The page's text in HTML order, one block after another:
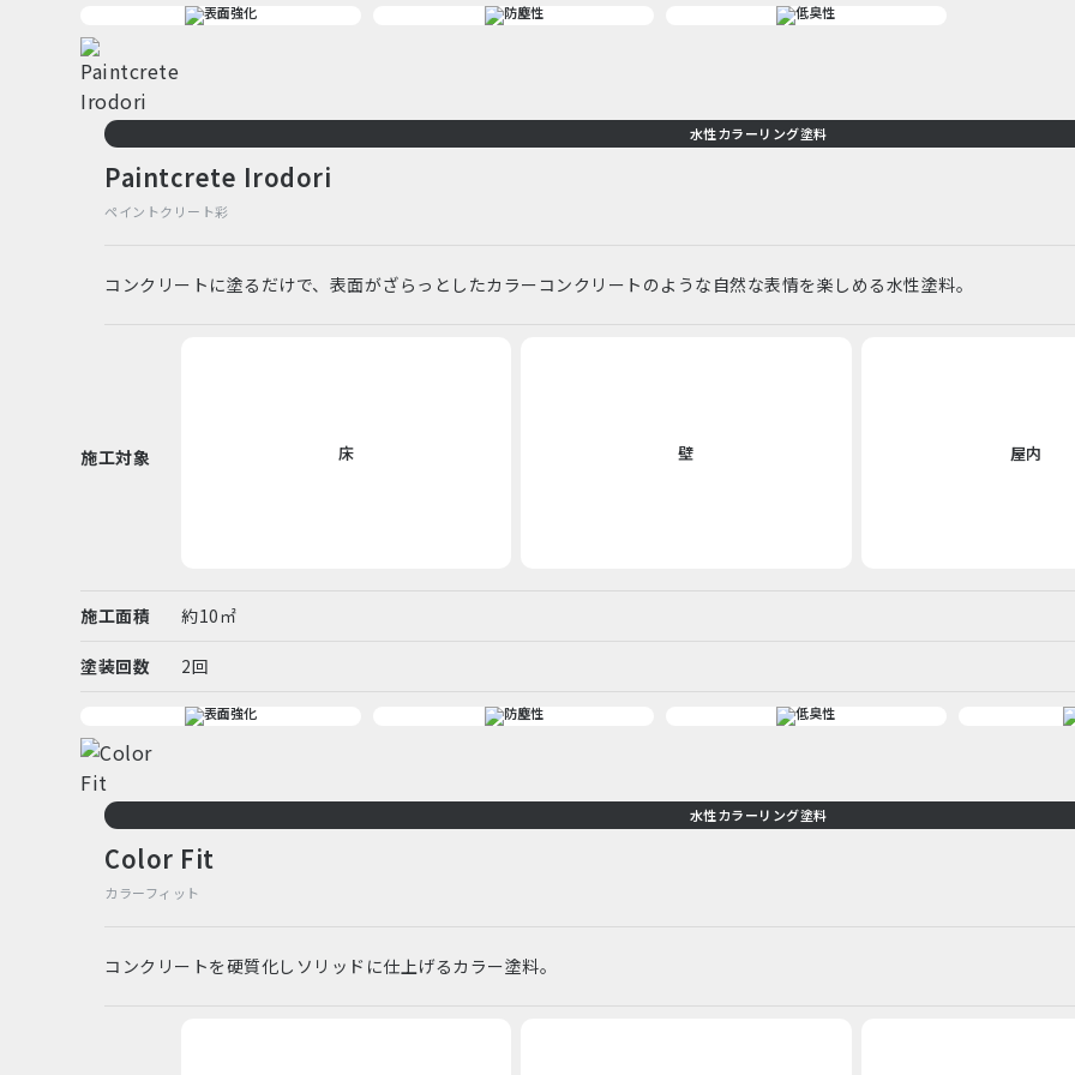
水性カラーリング塗料
Paintcrete Irodori
ペイントクリート彩
コンクリートに塗るだけで、表面がざらっとしたカラーコンクリートのような自然な表情を楽しめる水性塗料。
施工対象 床 壁 屋内
施工面積 約10㎡
塗装回数 2回
水性カラーリング塗料
Color Fit
カラーフィット
コンクリートを硬質化しソリッドに仕上げるカラー塗料。